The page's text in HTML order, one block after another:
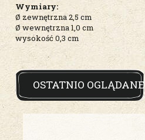
Wymiary:
Ø zewnętrzna 2,5 cm
Ø wewnętrzna 1,0 cm
wysokość 0,3 cm
OSTATNIO OGLĄDANE